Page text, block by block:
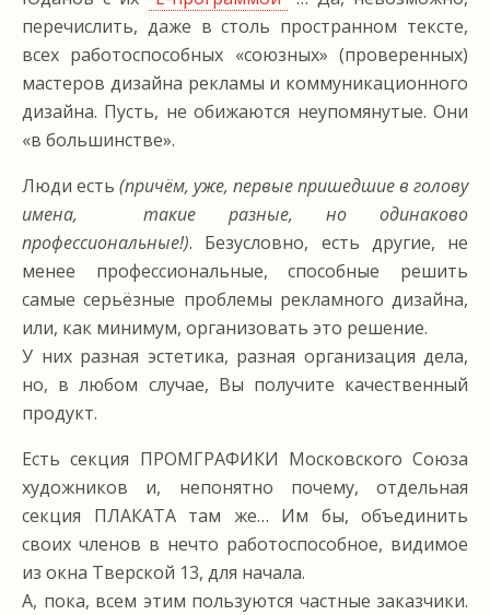
перечислить, даже в столь пространном тексте,
всех работоспособных «союзных» (проверенных)
мастеров дизайна рекламы и коммуникационного
дизайна. Пусть, не обижаются неупомянутые. Они
«в большинстве».
Люди есть (причём, уже, первые пришедшие в голову
имена, такие разные, но одинаково
профессиональные!). Безусловно, есть другие, не
менее профессиональные, способные решить
самые серьёзные проблемы рекламного дизайна,
или, как минимум, организовать это решение.
У них разная эстетика, разная организация дела,
но, в любом случае, Вы получите качественный
продукт.
Есть секция ПРОМГРАФИКИ Московского Союза
художников и, непонятно почему, отдельная
секция ПЛАКАТА там же… Им бы, объединить
своих членов в нечто работоспособное, видимое
из окна Тверской 13, для начала.
А, пока, всем этим пользуются частные заказчики.